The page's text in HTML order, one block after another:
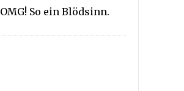
OMG! So ein Blödsinn.